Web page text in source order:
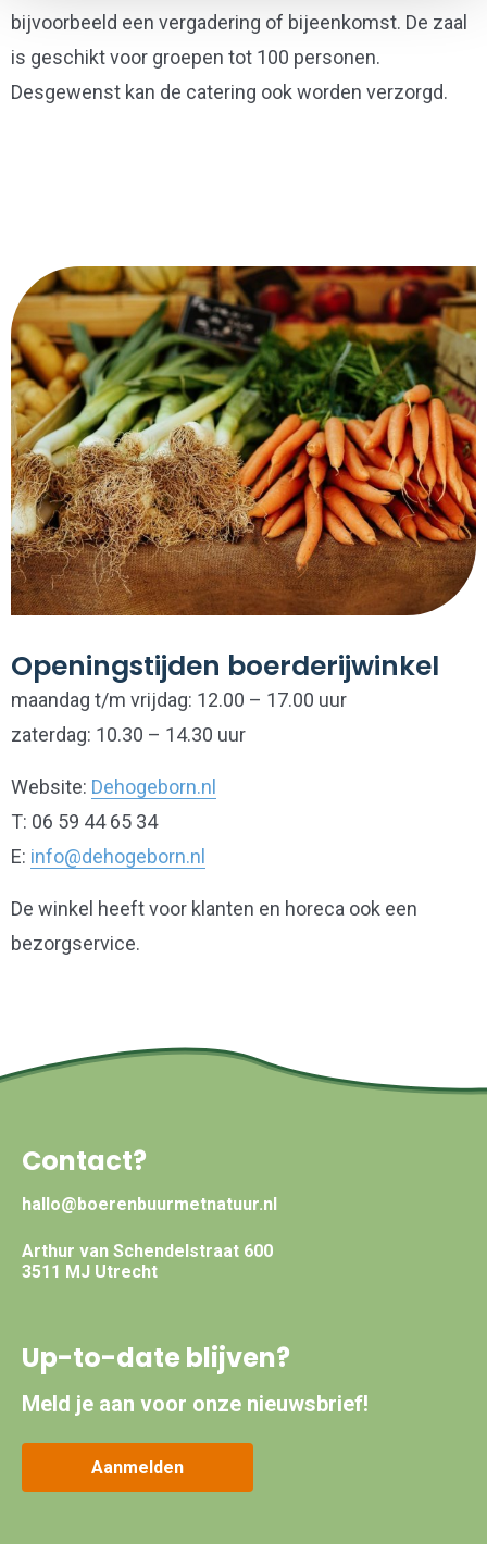
bijvoorbeeld een vergadering of bijeenkomst. De zaal
is geschikt voor groepen tot 100 personen.
Desgewenst kan de catering ook worden verzorgd.
Openingstijden boerderijwinkel
maandag t/m vrijdag: 12.00 – 17.00 uur
zaterdag: 10.30 – 14.30 uur
Website: Dehogeborn.nl
T: 06 59 44 65 34
E: info@dehogeborn.nl
De winkel heeft voor klanten en horeca ook een
bezorgservice.
Contact?
hallo@boerenbuurmetnatuur.nl
Arthur van Schendelstraat 600
3511 MJ Utrecht
Up-to-date blijven?
Meld je aan voor onze nieuwsbrief!
Aanmelden